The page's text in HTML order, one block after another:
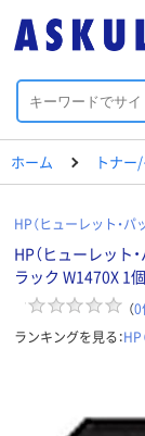
ホーム トナ
HP（ヒューレット・パ
HP（ヒューレット
ラック W1470X 1個
（0
ランキングを見る：HP